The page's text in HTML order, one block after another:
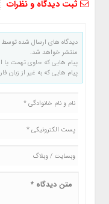
ثبت دیدگاه و نظرات
دیدگاه های ارسال شده
منتشر خواهد شد.
پیام هایی که حاوی تهمت یا
پیام هایی که به غیر از زبان